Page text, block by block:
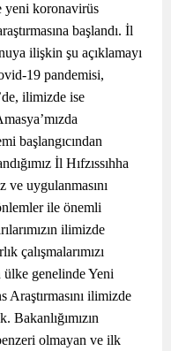
yeni koronavirüs
başlandı. İl
ilişkin şu açıklamayı
19 pandemisi,
ilimizde ise
başlangıcından
İl Hıfzıssıhha
ve uygulanmasını
ile önemli
ilimizde
çalışmalarımızı
ülke genelinde Yeni
Araştırmasını ilimizde
Bakanlığımızın
olmayan ve ilk